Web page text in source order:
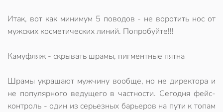
Итак, вот как минимум 5 поводов - не воротить нос от
мужских косметических линий. Попробуйте!!!
Камуфляж - скрывать шрамы, пигментные пятна
Шрамы украшают мужчину вообще, но не директора и
не популярного ведущего в частности. Сегодня фейс-
контроль - один из серьезных барьеров на пути к топам